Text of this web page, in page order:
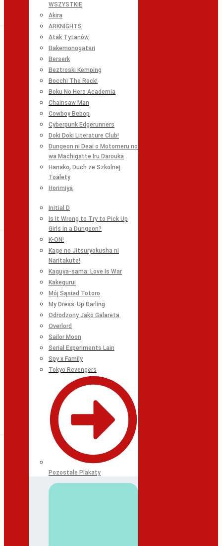
WSZYSTKIE
Akira
ARKNIGHTS
Atak Tytanów
Bakemonogatari
Berserk
Beztroski Kemping
Bocchi The Rock!
Boku No Hero Academia
Chainsaw Man
Cowboy Bebop
Cyberpunk Edgerunners
Doki Doki Literature Club!
Dungeon ni Deai o Motomeru no
wa Machigatte Iru Darouka
Hanako, Duch ze Szkolnej
Toalety
Horimiya
Initial D
Is It Wrong to Try to Pick Up
Girls in a Dungeon?
K-ON!
Kage no Jitsuryokusha ni
Naritakute!
Kaguya-sama: Love Is War
Kakegurui
Mój Sąsiad Totoro
My Dress-Up Darling
Odrodzony Jako Galareta
Overlord
Sailor Moon
Serial Experiments Lain
Spy x Family
Tokyo Revengers
Pozostałe Plakaty